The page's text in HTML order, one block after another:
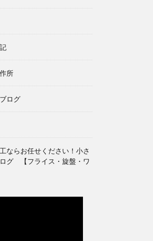
所
ログ
ならお任せください！小さ
グ 【フライス・旋盤・ワ